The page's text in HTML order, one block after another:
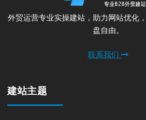
外贸运营专业实操建站，助力网站优化
盘自由。
联系我们
建站主题